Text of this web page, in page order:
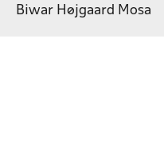
Biwar Højgaard Mosa